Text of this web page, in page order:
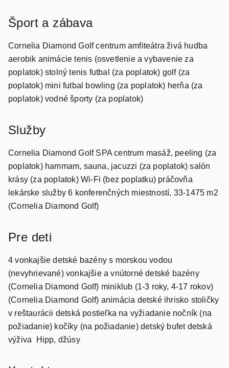
Cornelia Diamond Golf centrum amfiteátra živá hudba
poplatok) stolný tenis futbal (za poplatok) golf (za
poplatok) mini futbal bowling (za poplatok) herňa (za
poplatok) vodné športy (za poplatok)
Cornelia Diamond Golf SPA centrum masáž, peeling (za
krásy (za poplatok) Wi-Fi (bez poplatku) práčovňa
lekárske služby 6 konferenčných miestností, 33-1475 m2
(Cornelia Diamond Golf)
4 vonkajšie detské bazény s morskou vodou
(Cornelia Diamond Golf) miniklub (1-3 roky, 4-17 rokov)
(Cornelia Diamond Golf) animácia detské ihrisko stoličky
v reštaurácii detská postieľka na vyžiadanie nočník (na
požiadanie) kočíky (na požiadanie) detský bufet detská
výživa Hipp, džúsy